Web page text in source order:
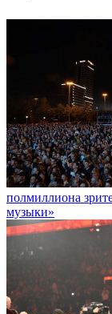
полмиллиона
музыки»